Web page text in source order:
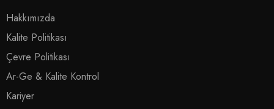
Hakkımızda
Kalite Politikası
Çevre Politikası
Ar-Ge & Kalite Kontrol
Kariyer